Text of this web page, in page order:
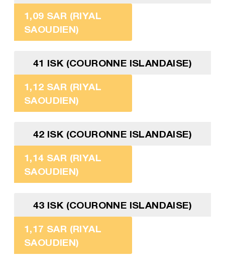
1,09 SAR (RIYAL
SAOUDIEN)
41 ISK (COURONNE ISLANDAISE)
1,12 SAR (RIYAL
SAOUDIEN)
42 ISK (COURONNE ISLANDAISE)
1,14 SAR (RIYAL
SAOUDIEN)
43 ISK (COURONNE ISLANDAISE)
1,17 SAR (RIYAL
SAOUDIEN)